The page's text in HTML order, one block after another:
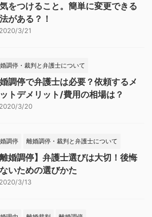
をつけること。簡単に変更できる
がある？！
2020/3/21
調停・裁判と弁護士について
調停で弁護士は必要？依頼するメ
トデメリット/費用の相場は？
2020/3/20
調停 離婚調停・裁判と弁護士について
離婚調停】弁護士選びは大切！後悔
いための選びかた
2020/3/13